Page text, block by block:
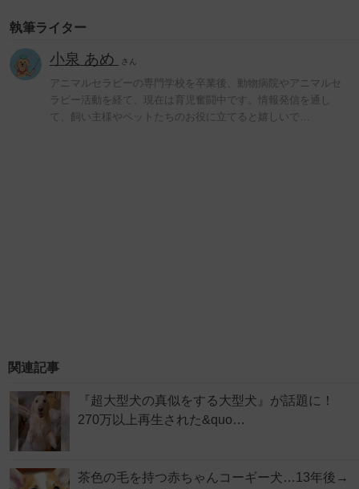
執筆ライター
小泉 あめ さん
アニマルセラピーの専門学校を卒業後、動物病院やアニマルセ
ラピー活動を経て、現在は育児奮闘中です。情報発信を通し
て、飼い主様やペットたちのお役に立てると嬉しいで…
関連記事
『超大型犬の真似をする大型犬』が話題に！
270万以上再生された&quo…
茶色の毛を持つ赤ちゃんコーギー犬…13年後→